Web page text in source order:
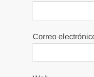
Correo